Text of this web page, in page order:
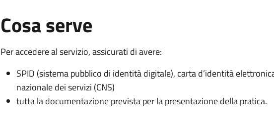
Cosa serve
Per accedere al servizio, assicurati di avere:
SPID (sistema pubblico di identità digitale), carta d’identità
nazionale dei servizi (CNS)
tutta la documentazione prevista per la presentazione della pratica.